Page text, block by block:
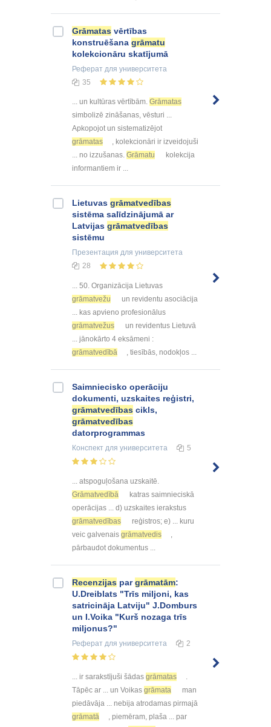
Grāmatas vērtības
konstruēšana grāmatu
kolekcionāru skatījumā
Реферат для университета
35
... un kultūras vērtībām. Grāmatas
simbolizē zināšanas, vēsturi ...
Apkopojot un sistematizējot
grāmatas
, kolekcionāri ir izveidojuši
... no izzušanas. Grāmatu
kolekcija
informantiem ir ...
Lietuvas grāmatvedības
sistēma salīdzinājumā ar
Latvijas grāmatvedības
sistēmu
Презентация для университета
28
... 50. Organizācija Lietuvas
grāmatvežu
un revidentu asociācija
... kas apvieno profesionālus
grāmatvežus
un revidentus Lietuvā
... jānokārto 4 eksāmeni :
grāmatvedībā
, tiesībās, nodokļos ...
Saimniecisko operāciju
dokumenti, uzskaites reģistri,
grāmatvedības cikls,
grāmatvedības
datorprogrammas
Конспект для университета 5
... atspoguļošana uzskaitē.
Grāmatvedībā
katras saimnieciskā
operācijas ... d) uzskaites ierakstus
grāmatvedības
reģistros; e) ... kuru
veic galvenais grāmatvedis
,
pārbaudot dokumentus ...
Recenzijas pargrāmatām:
U.Dreiblats "Trīs miljoni, kas
satricināja Latviju" J.Domburs
un I.Voika "Kurš nozaga trīs
miljonus?"
Реферат для университета 2
... ir sarakstījuši šādas grāmatas
.
Tāpēc ar ... un Voikas grāmata
man
piedāvāja ... nebija atrodamas pirmajā
grāmatā
, piemēram, plaša ... par